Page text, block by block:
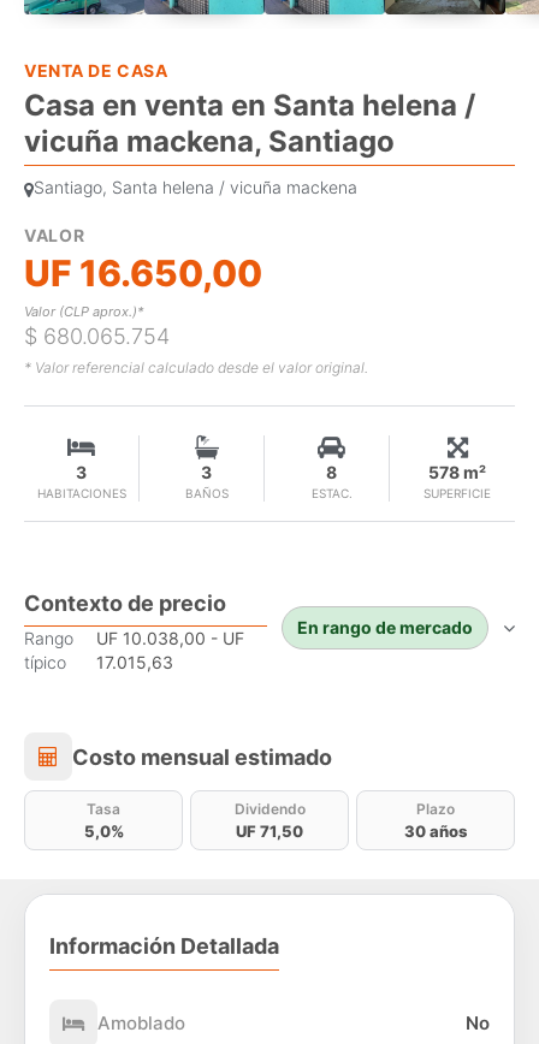
VENTA DE CASA
Casa en venta en Santa helena /
vicuña mackena, Santiago
Santiago, Santa helena / vicuña mackena
VALOR
UF 16.650,00
Valor (CLP aprox.)*
$ 680.065.754
* Valor referencial calculado desde el valor original.
HABITACIONES
3
BAÑOS
3
ESTAC.
8
SUPERFICIE
578 m²
Contexto de precio
Rango
típico
UF 10.038,00 - UF
17.015,63
En rango de mercado
Costo mensual estimado
Costo mensual estimado
Tasa
5,0%
Dividendo
UF 71,50
Plazo
30 años
Información Detallada
Amoblado No